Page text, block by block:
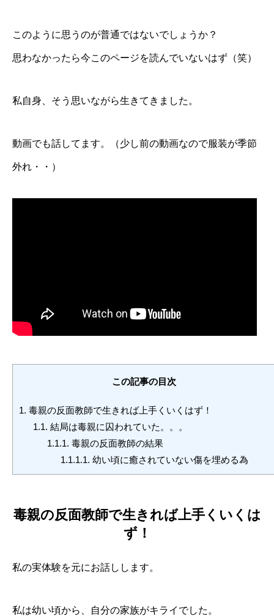
このように思うのが普通ではないでしょうか？
思わなかったら今このページを読んでいないはず（笑）
私自身、そう思いながら生きてきました。
動画でも話してます。（少し前の動画なので服装が季節
外れ・・）
この記事の目次
1. 毒親の反面教師で生きれば上手くいくはず！
1.1. 結局は毒親に囚われていた。。。
1.1.1. 毒親の反面教師の結果
1.1.1.1. 幼い頃に癒されていない傷を埋める為
毒親の反面教師で生きれば上手くいくは
ず！
私の実体験を元にお話しします。
私は幼い頃から、自分の家族がキライでした。